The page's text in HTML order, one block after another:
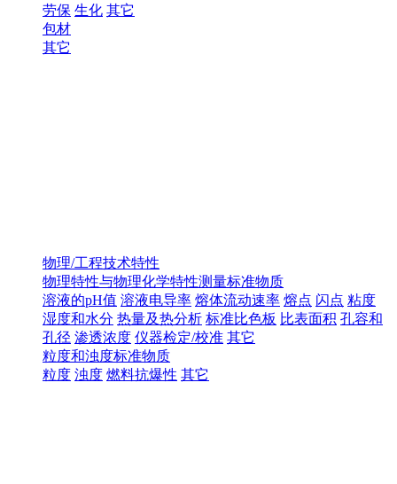
劳保 生化 其它
包材
其它
物理/工程技术特性
物理特性与物理化学特性测量标准物质
溶液的pH值 溶液电导率 熔体流动速率 熔点 闪点 粘度
湿度和水分 热量及热分析 标准比色板 比表面积 孔容和
孔径 渗透浓度 仪器检定/校准 其它
粒度和浊度标准物质
粒度 浊度 燃料抗爆性 其它